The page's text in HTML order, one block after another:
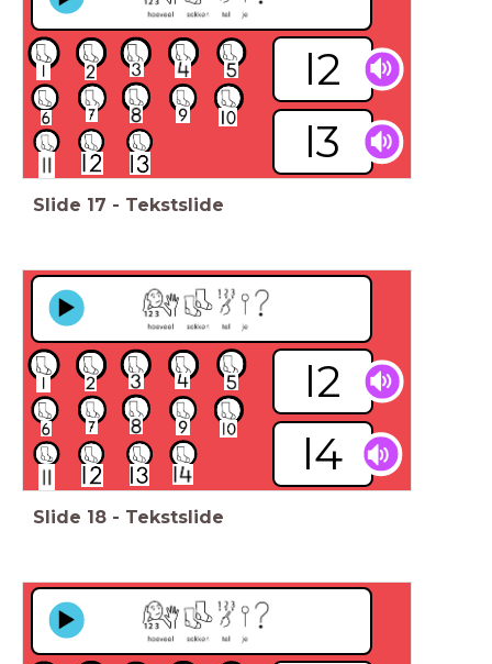
l2
l3
Slide 17 - Tekstslide
l2
l4
Slide 18 - Tekstslide